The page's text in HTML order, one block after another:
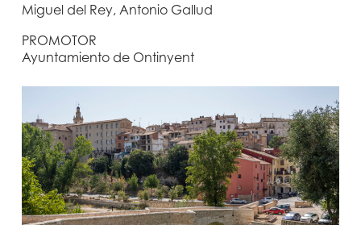
Miguel del Rey, Antonio Gallud
PROMOTOR
Ayuntamiento de Ontinyent